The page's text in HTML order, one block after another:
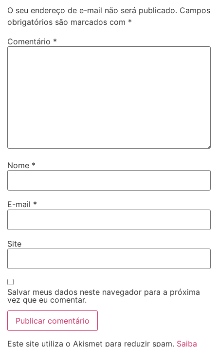
O seu endereço de e-mail não será publicado. Campos
obrigatórios são marcados com *
Comentário *
Nome *
E-mail *
Site
Salvar meus dados neste navegador para a próxima
vez que eu comentar.
Este site utiliza o Akismet para reduzir spam. Saiba